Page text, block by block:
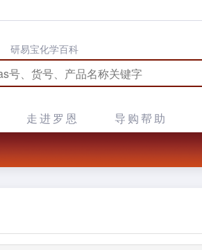
研易宝化学百科
走进罗恩 导购帮助